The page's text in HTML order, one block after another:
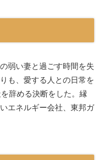
弱い妻と過ごす時間を失
も、愛する人との日常を
辞める決断をした。縁
エネルギー会社、東邦ガ